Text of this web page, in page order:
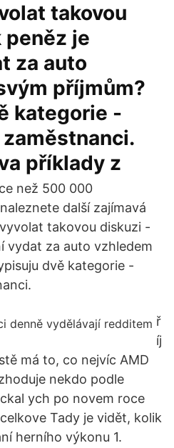
takovou
je
za auto
příjmům?
kategorie -
příklady z
než 500 000
další zajímavá
takovou diskuzi -
vydat za auto vzhledem
dvě kategorie -
ř
íj
má to, co nejvíc AMD
nekdo podle
ych po novem roce
Tady je vidět, kolik
herního výkonu 1.